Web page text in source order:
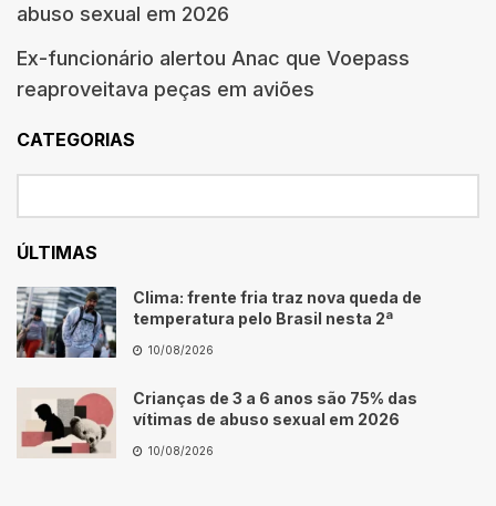
abuso sexual em 2026
Ex-funcionário alertou Anac que Voepass
reaproveitava peças em aviões
CATEGORIAS
ÚLTIMAS
Clima: frente fria traz nova queda de
temperatura pelo Brasil nesta 2ª
10/08/2026
Crianças de 3 a 6 anos são 75% das
vítimas de abuso sexual em 2026
10/08/2026